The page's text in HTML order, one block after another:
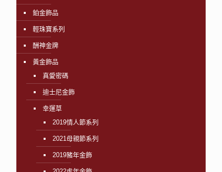
鉑金飾品
輕珠寶系列
酬神金牌
黃金飾品
真愛密碼
迪士尼金飾
幸運草
2019情人節系列
2021母親節系列
2019豬年金飾